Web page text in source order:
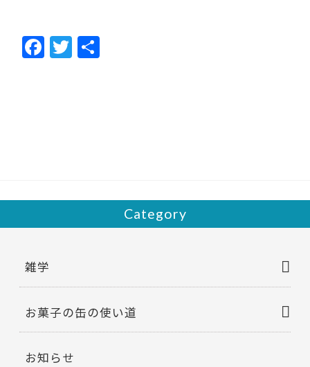
F
ac
T
w
Category
雑学
お菓子の缶の使い道
お知らせ